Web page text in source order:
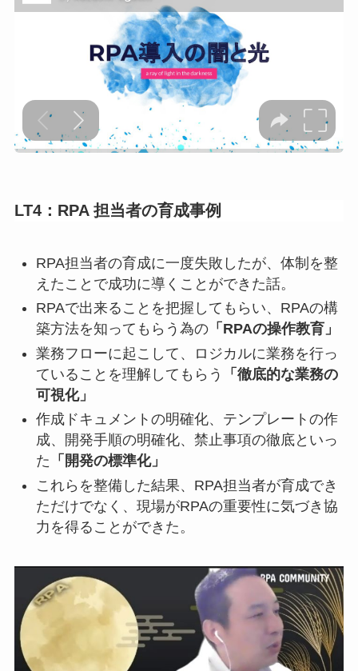
LT4：RPA 担当者の育成事例
RPA担当者の育成に一度失敗したが、体制を整
えたことで成功に導くことができた話。
RPAで出来ることを把握してもらい、RPAの構
築方法を知ってもらう為の「RPAの操作教育」
業務フローに起こして、ロジカルに業務を行っ
ていることを理解してもらう
「徹底的な業務の
可視化」
作成ドキュメントの明確化、テンプレートの作
成、開発手順の明確化、禁止事項の徹底といっ
た 「開発の標準化」
これらを整備した結果、RPA担当者が育成でき
ただけでなく、現場がRPAの重要性に気づき協
力を得ることができた。